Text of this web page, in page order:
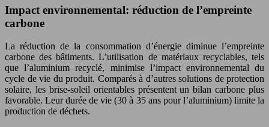
Impact environnemental: réduction de l’empreinte
carbone
La réduction de la consommation d’énergie diminue l’empreinte
carbone des bâtiments. L’utilisation de matériaux recyclables, tels
que l’aluminium recyclé, minimise l’impact environnemental du
cycle de vie du produit. Comparés à d’autres solutions de protection
solaire, les brise-soleil orientables présentent un bilan carbone plus
favorable. Leur durée de vie (30 à 35 ans pour l’aluminium) limite la
production de déchets.